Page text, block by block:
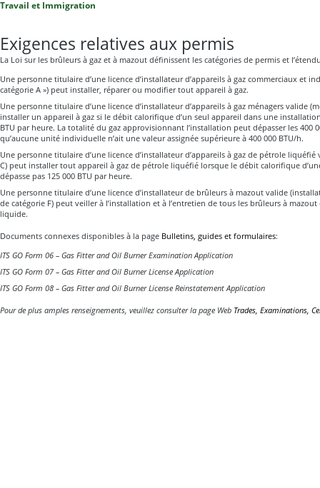
Travail et Immigration
Exigences relatives aux permis
La Loi sur les brûleurs à gaz et à mazout définissent les catégories de permis et
Une personne titulaire d’une licence d’installateur d’appareils à gaz commerciaux et
catégorie A ») peut installer, réparer ou modifier tout appareil à gaz.
Une personne titulaire d’une licence d’installateur d’appareils à gaz ménagers valide
installer un appareil à gaz si le débit calorifique d’un seul appareil dans une
BTU par heure. La totalité du gaz approvisionnant l’installation peut dépasser les 400
qu’aucune unité individuelle n’ait une valeur assignée supérieure à 400 000 BTU/h.
Une personne titulaire d’une licence d’installateur d’appareils à gaz de pétrole
C) peut installer tout appareil à gaz de pétrole liquéfié lorsque le débit calorifique
dépasse pas 125 000 BTU par heure.
Une personne titulaire d’une licence d’installateur de brûleurs à mazout valide
de catégorie F) peut veiller à l’installation et à l’entretien de tous les brûleurs à
liquide.
Documents connexes disponibles à la page Bulletins, guides et formulaires:
ITS GO Form 06 – Gas Fitter and Oil Burner Examination Application
ITS GO Form 07 – Gas Fitter and Oil Burner License Application
ITS GO Form 08 – Gas Fitter and Oil Burner License Reinstatement Application
Pour de plus amples renseignements, veuillez consulter la page Web Trades, Examinations,